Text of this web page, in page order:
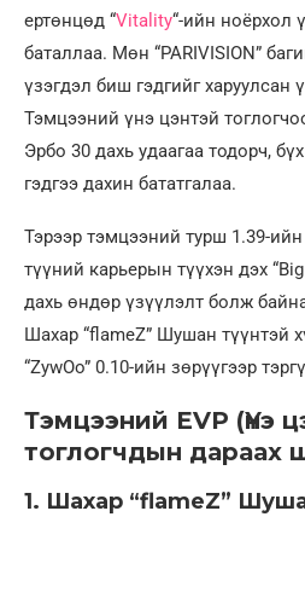
ертөнцөд “Vitality“-ийн ноёрхол
баталлаа. Мөн “PARIVISION”
үзэгдэл биш гэдгийг харуулсан
Тэмцээний үнэ цэнтэй
Эрбо 30 дахь удаагаа тодорч,
гэдгээ дахин бататгалаа.
Тэрээр тэмцээний турш 1.39-
түүний карьерын түүхэн дэх
дахь өндөр үзүүлэлт болж
Шахар “flameZ” Шушан түүнтэй
“ZywOo” 0.10-ийн зөрүүгээр
Тэмцээний EVP (Үнэ
тоглогчдын дараах
1. Шахар “flameZ”